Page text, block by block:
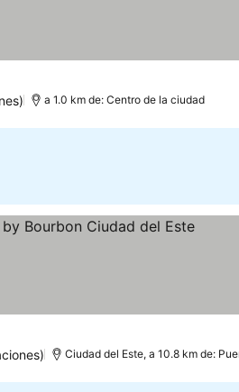
a 1.0 km de: Centro de la ciudad
Ciudad del Este, a 10.8 km de: